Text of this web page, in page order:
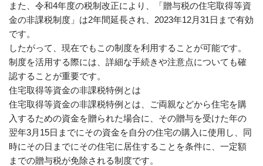
また、令和4年度の税制改正により、「贈与税の住宅取得等資
金の非課税制度」は2年間延長され、2023年12月31日まで有効
です。
したがって、現在でもこの制度を利用することが可能です。
制度を活用する際には、詳細な手続きや注意点についても確
認することが重要です。
住宅取得等資金の非課税特例とは
住宅取得等資金の非課税特例とは、ご両親などから住宅を購
入するための資金を贈られた場合に、その贈与を受けた年の
翌年3月15日までにその資金を自分の住宅の購入に使用し、同
時にその日までにその住宅に居住することを条件に、一定額
までの贈与税が免除される制度です。